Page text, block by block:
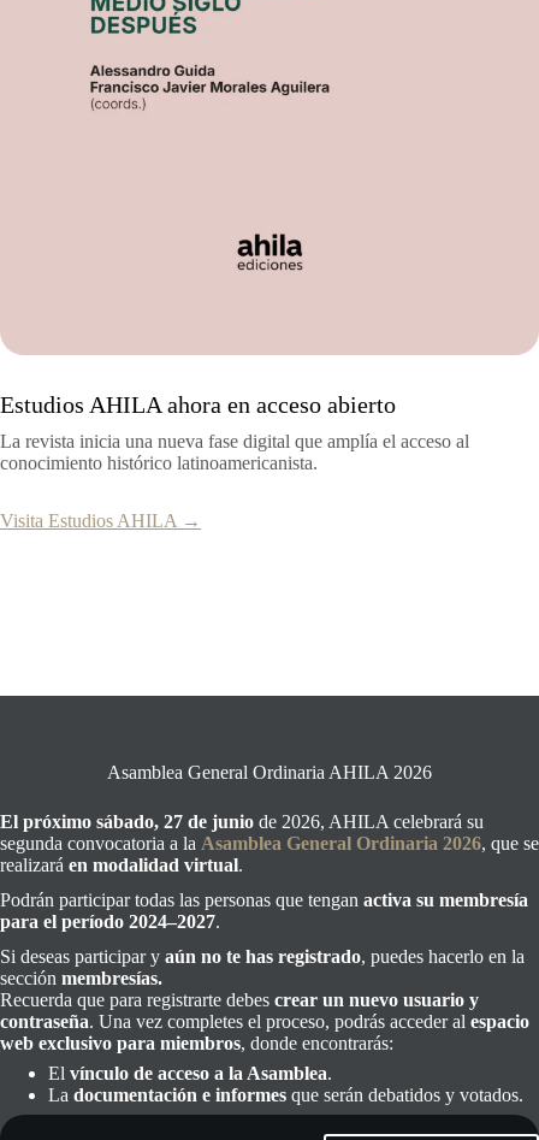
Estudios AHILA ahora en acceso abierto
La revista inicia una nueva fase digital que amplía el acceso al
conocimiento histórico latinoamericanista.
Visita Estudios AHILA →
Asamblea General Ordinaria AHILA 2026
El próximo sábado, 27 de junio de 2026, AHILA celebrará su
segunda convocatoria a la Asamblea General Ordinaria 2026, que se
realizará en modalidad virtual.
Podrán participar todas las personas que tengan activa su membresía
para el período 2024–2027.
Si deseas participar y aún no te has registrado, puedes hacerlo en la
sección membresías.
Recuerda que para registrarte debes crear un nuevo usuario y
contraseña. Una vez completes el proceso, podrás acceder al espacio
web exclusivo para miembros, donde encontrarás:
El vínculo de acceso a la Asamblea.
La documentación e informes que serán debatidos y votados.